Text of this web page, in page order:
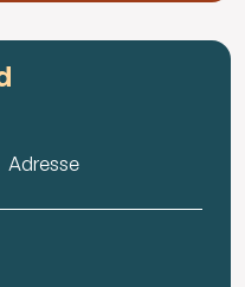
Adresse